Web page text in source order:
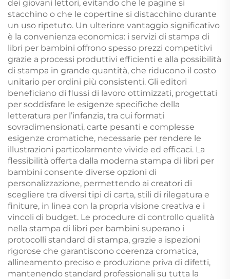
dei giovani lettori, evitando che le pagine si
stacchino o che le copertine si distacchino durante
un uso ripetuto. Un ulteriore vantaggio significativo
è la convenienza economica: i servizi di stampa di
libri per bambini offrono spesso prezzi competitivi
grazie a processi produttivi efficienti e alla possibilità
di stampa in grande quantità, che riducono il costo
unitario per ordini più consistenti. Gli editori
beneficiano di flussi di lavoro ottimizzati, progettati
per soddisfare le esigenze specifiche della
letteratura per l’infanzia, tra cui formati
sovradimensionati, carte pesanti e complesse
esigenze cromatiche, necessarie per rendere le
illustrazioni particolarmente vivide ed efficaci. La
flessibilità offerta dalla moderna stampa di libri per
bambini consente diverse opzioni di
personalizzazione, permettendo ai creatori di
scegliere tra diversi tipi di carta, stili di rilegatura e
finiture, in linea con la propria visione creativa e i
vincoli di budget. Le procedure di controllo qualità
nella stampa di libri per bambini superano i
protocolli standard di stampa, grazie a ispezioni
rigorose che garantiscono coerenza cromatica,
allineamento preciso e produzione priva di difetti,
mantenendo standard professionali su tutta la